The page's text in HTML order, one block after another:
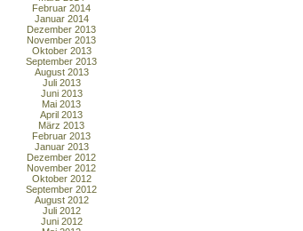
Februar 2014
Januar 2014
Dezember 2013
November 2013
Oktober 2013
September 2013
August 2013
Juli 2013
Juni 2013
Mai 2013
April 2013
März 2013
Februar 2013
Januar 2013
Dezember 2012
November 2012
Oktober 2012
September 2012
August 2012
Juli 2012
Juni 2012